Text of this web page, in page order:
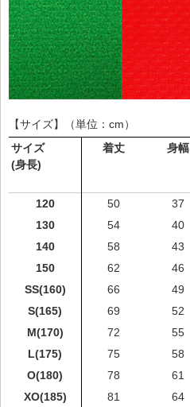
【サイズ】（単位：cm）
サイズ
(身長)
着丈 身幅
120 50 37
130
54 40
140
58 43
150
62 46
SS(160)
66 49
S(165)
69 52
M(170)
72 55
L(175)
75 58
O(180)
78 61
XO(185)
81 64